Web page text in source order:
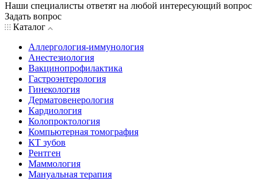
Наши специалисты ответят на любой интересующий вопрос
Задать вопрос
Каталог
Аллергология-иммунология
Анестезиология
Вакцинопрофилактика
Гастроэнтерология
Гинекология
Дерматовенерология
Кардиология
Колопроктология
Компьютерная томография
КТ зубов
Рентген
Маммология
Мануальная терапия